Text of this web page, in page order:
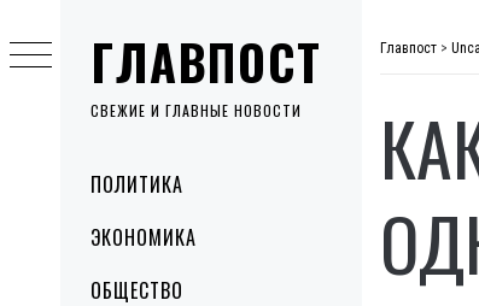
ГЛАВПОСТ
СВЕЖИЕ И ГЛАВНЫЕ НОВОСТИ
MenuПОЛИТИКА
ЭКОНОМИКА
ОБЩЕСТВО
to
content
Главпост >